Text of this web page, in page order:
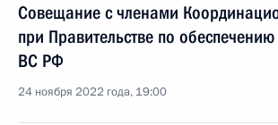
Совещание с членами
при Правительстве по обеспечению
ВС РФ
24 ноября 2022 года, 19:00